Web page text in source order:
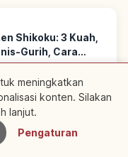
Shikoku: 3 Kuah,
Gurih, Cara
Shikoku dengan
babi manis-gurih. Tiga
shoyu), kuning & putih.
mentah.
saat penulisan dan
kami tidak menjamin
Terdekat
meningkatkan
konten. Silakan
lanjut.
Pengaturan